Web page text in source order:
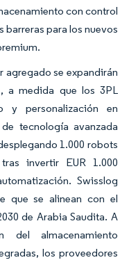
con control
barreras para los nuevos
agregado se expandirán
a medida que los 3PL
y personalización en
tecnología avanzada
1.000 robots
invertir EUR 1.000
Swisslog
que se alinean con el
de Arabia Saudita. A
almacenamiento
los proveedores